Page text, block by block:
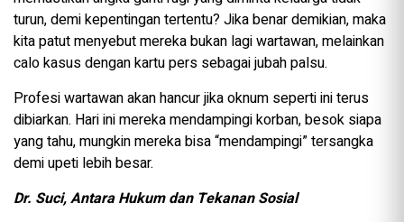
turun, demi kepentingan tertentu? Jika benar demikian, maka
kita patut menyebut mereka bukan lagi wartawan, melainkan
calo kasus dengan kartu pers sebagai jubah palsu.
Profesi wartawan akan hancur jika oknum seperti ini terus
dibiarkan. Hari ini mereka mendampingi korban, besok siapa
yang tahu, mungkin mereka bisa “mendampingi” tersangka
demi upeti lebih besar.
Dr. Suci, Antara Hukum dan Tekanan Sosial